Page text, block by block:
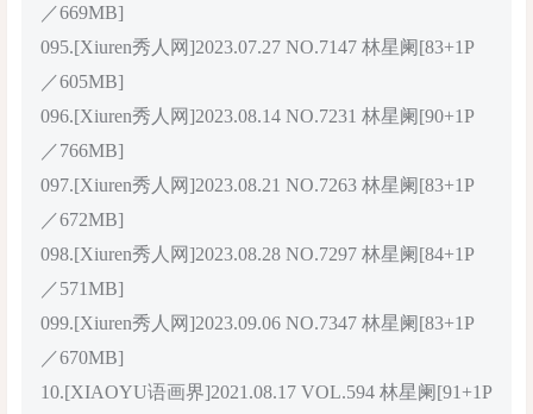
／669MB]
095.[Xiuren秀人网]2023.07.27 NO.7147 林星阑[83+1P
／605MB]
096.[Xiuren秀人网]2023.08.14 NO.7231 林星阑[90+1P
／766MB]
097.[Xiuren秀人网]2023.08.21 NO.7263 林星阑[83+1P
／672MB]
098.[Xiuren秀人网]2023.08.28 NO.7297 林星阑[84+1P
／571MB]
099.[Xiuren秀人网]2023.09.06 NO.7347 林星阑[83+1P
／670MB]
10.[XIAOYU语画界]2021.08.17 VOL.594 林星阑[91+1P